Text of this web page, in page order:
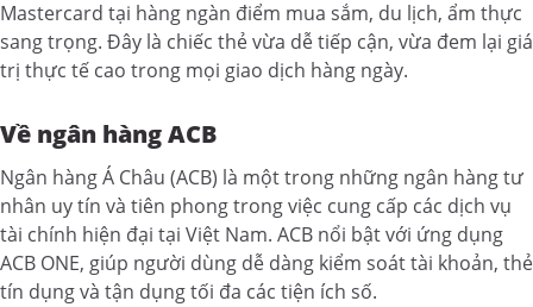
Mastercard tại hàng ngàn điểm mua sắm, du lịch, ẩm thực
sang trọng. Đây là chiếc thẻ vừa dễ tiếp cận, vừa đem lại giá
trị thực tế cao trong mọi giao dịch hàng ngày.
Về ngân hàng ACB
Ngân hàng Á Châu (ACB) là một trong những ngân hàng tư
nhân uy tín và tiên phong trong việc cung cấp các dịch vụ
tài chính hiện đại tại Việt Nam. ACB nổi bật với ứng dụng
ACB ONE, giúp người dùng dễ dàng kiểm soát tài khoản, thẻ
tín dụng và tận dụng tối đa các tiện ích số.